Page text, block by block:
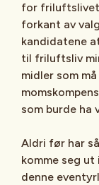
for
forkant av
kandidatene
til friluftsliv
midler som
som burde ha
Aldri før har
komme seg
denne